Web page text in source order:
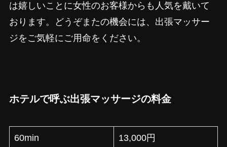
は嬉しいことに女性のお客様からも人気を戴いて
おります。どうぞまたの機会には、出張マッサー
ジをご気軽にご用命をください。
ホテルで呼ぶ出張マッサージの料金
60min 13,000円